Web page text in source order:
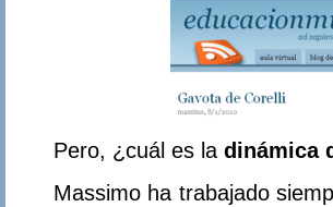
Pero, ¿cuál es la dinámica
Massimo ha trabajado